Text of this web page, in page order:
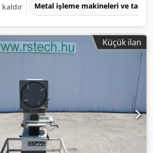
Metal işleme makineleri ve
Küçük ilan